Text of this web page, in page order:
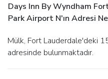
Days Inn By Wyndham
Park Airport N'ın Adresi
Mülk, Fort Lauderdale'deki 1595 W. Oakland Park Blvd.
adresinde bulunmaktadır.